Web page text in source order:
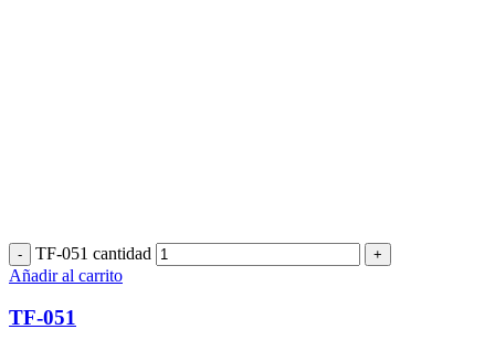
TF-051 cantidad
Añadir al carrito
TF-051